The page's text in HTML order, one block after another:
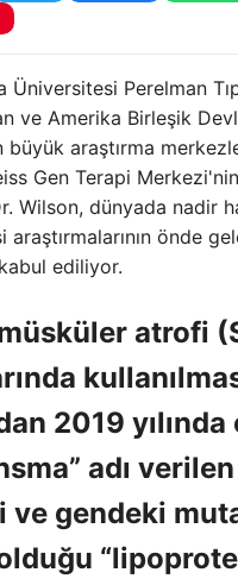
Üniversitesi Perelman
ve Amerika Birleşik
büyük araştırma
Gen Terapi
Wilson, dünyada nadir
araştırmalarının önde
ediliyor.
atrofi
2019
adı
ve gendeki